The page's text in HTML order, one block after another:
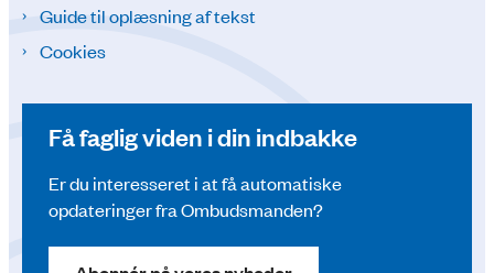
Guide til oplæsning af tekst
Cookies
Få faglig viden i din indbakke
Er du interesseret i at få automatiske
opdateringer fra Ombudsmanden?